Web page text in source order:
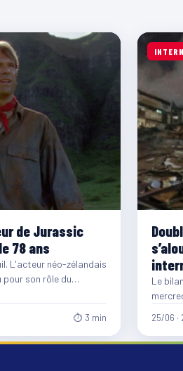
de Jurassic
78 ans
L'acteur néo-zélandais
pour son rôle du
⏱ 3 min
Le
25/06 ·